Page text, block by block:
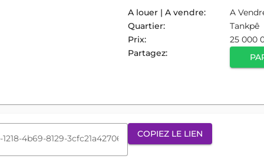
A louer | A vendre:
A
Quartier:
Tankpê
Prix:
25 000
Partagez:
COPIEZ LE LIEN